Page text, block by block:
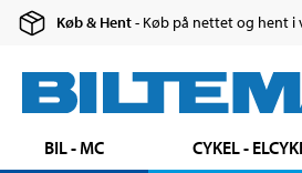
Køb & Hent- Køb på nettet og hent i
BIL - MC CYKEL -